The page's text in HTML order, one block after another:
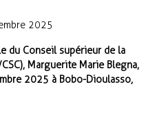
2025
du Conseil supérieur de la
Marguerite Marie Blegna,
2025 à Bobo-Dioulasso,